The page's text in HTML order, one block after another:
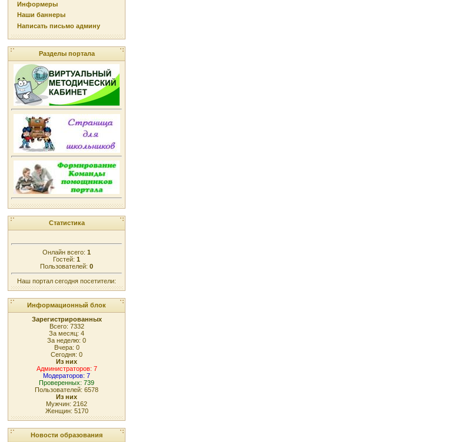
Информеры
Наши баннеры
Написать письмо админу
Разделы портала
Статистика
Онлайн всего: 1
Гостей: 1
Пользователей: 0
Наш портал сегодня посетители:
Информационный блок
Зарегистрированных
Всего: 7332
За месяц: 4
За неделю: 0
Вчера: 0
Сегодня: 0
Из них
Администраторов: 7
Модераторов: 7
Проверенных: 739
Пользователей: 6578
Из них
Мужчин: 2162
Женщин: 5170
Новости образования